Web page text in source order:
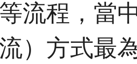
流程，當
）方式最